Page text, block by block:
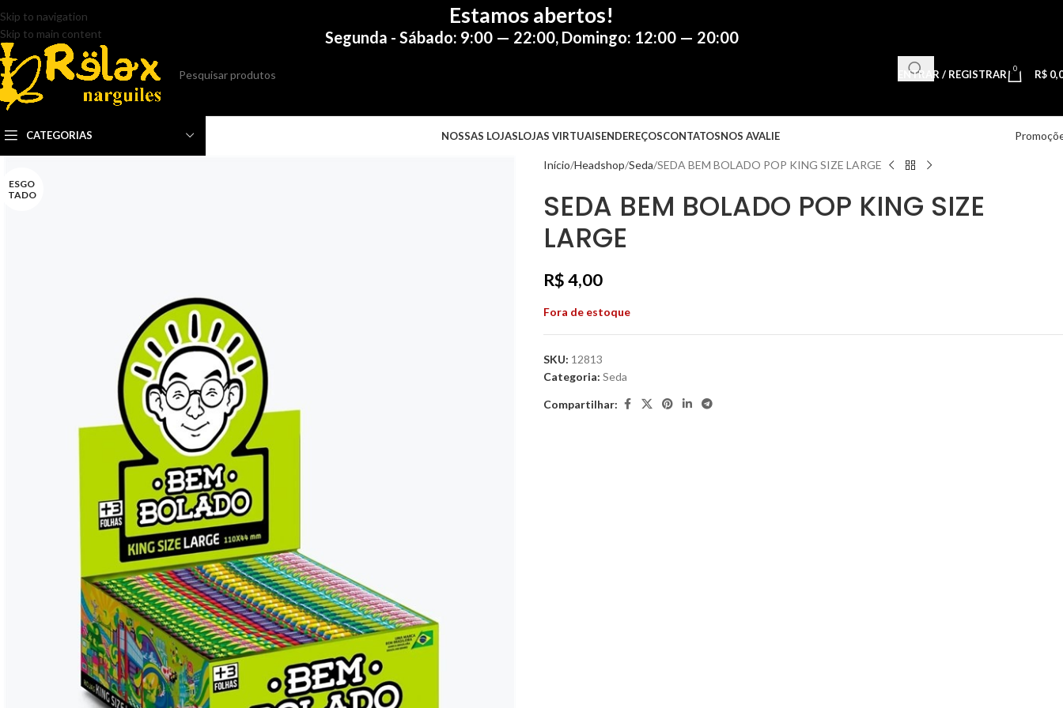
Skip to navigation
Skip to main content
Estamos abertos!
Segunda - Sábado: 9:00 — 22:00, Domingo: 12:00 — 20:00
ENTRAR / REGISTRAR 0 R$
CATEGORIAS NOSSAS LOJASLOJAS VIRTUAISENDEREÇOSCONTATOSNOS AVALIE
ESGO
TADO
Início Headshop Seda SEDA BEM BOLADO POP KING SIZE LARGE
SEDA BEM BOLADO POP KING SIZE
LARGE
R$4,00
Fora de estoque
SKU: 12813
Categoria: Seda
Compartilhar: